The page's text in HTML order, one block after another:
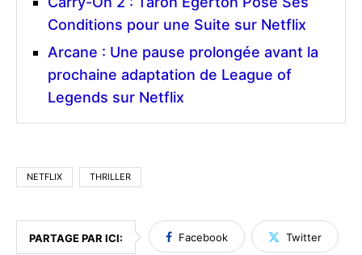
Conditions pour une Suite sur Netflix
Arcane : Une pause prolongée avant la
prochaine adaptation de League of
Legends sur Netflix
NETFLIX THRILLER
PARTAGE PAR ICI: Facebook Twitter